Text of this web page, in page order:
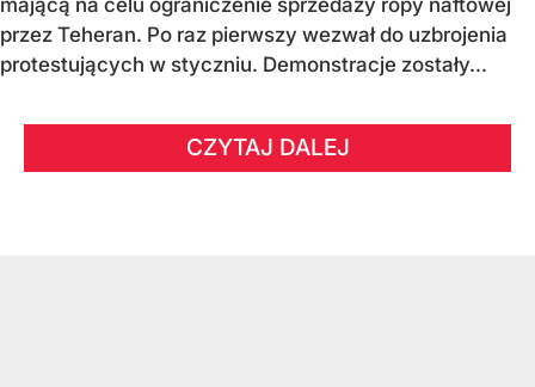
przez Teheran. Po raz pierwszy wezwał do uzbrojenia
protestujących w styczniu. Demonstracje zostały...
CZYTAJ DALEJ